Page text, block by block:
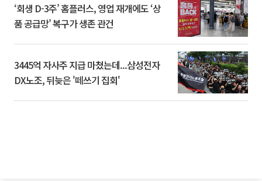
‘회생 D-3주’ 홈플러스, 영업 재개에도 ‘상
품 공급망’ 복구가 생존 관건
3445억 자사주 지급 마쳤는데...삼성전자
DX노조, 뒤늦은 '떼쓰기 집회'